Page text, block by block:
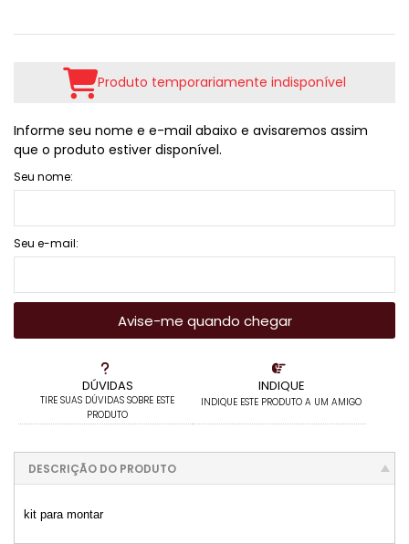
DÚVIDAS
TIRE SUAS DÚVIDAS SOBRE ESTE
PRODUTO
INDIQUE
INDIQUE ESTE PRODUTO A UM AMIGO
Produto temporariamente indisponível
Informe seu nome e e-mail abaixo e avisaremos assim
que o produto estiver disponível.
Seu nome:
Seu e-mail:
Avise-me quando chegar
DESCRIÇÃO DO PRODUTO
kit para montar